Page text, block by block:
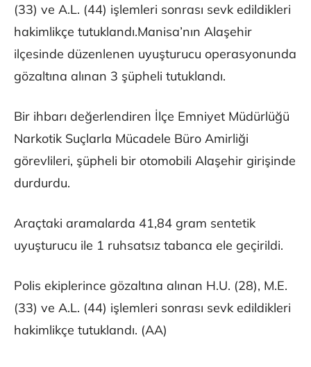
(33) ve A.L. (44) işlemleri sonrası sevk edildikleri
hakimlikçe tutuklandı.Manisa’nın Alaşehir
ilçesinde düzenlenen uyuşturucu operasyonunda
gözaltına alınan 3 şüpheli tutuklandı.
Bir ihbarı değerlendiren İlçe Emniyet Müdürlüğü
Narkotik Suçlarla Mücadele Büro Amirliği
görevlileri, şüpheli bir otomobili Alaşehir girişinde
durdurdu.
Araçtaki aramalarda 41,84 gram sentetik
uyuşturucu ile 1 ruhsatsız tabanca ele geçirildi.
Polis ekiplerince gözaltına alınan H.U. (28), M.E.
(33) ve A.L. (44) işlemleri sonrası sevk edildikleri
hakimlikçe tutuklandı. (AA)